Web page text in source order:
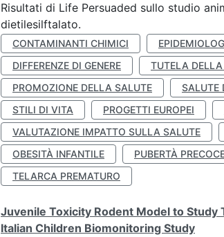
Risultati di Life Persuaded sullo studio
dietilesilftalato.
CONTAMINANTI CHIMICI
DIFFERENZE DI GENERE
TUTELA
PROMOZIONE DELLA SALUTE
SALUTE
STILI DI VITA
PROGETTI EUROPEI
VALUTAZIONE IMPATTO SULLA SALUTE
OBESITÀ INFANTILE
PUBERTÀ
TELARCA PREMATURO
Juvenile Toxicity Rodent Model to Study
Italian Children Biomonitoring Study